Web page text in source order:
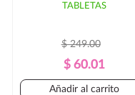
TABLETAS
Precio
Regular
$ 249.00
Precio
$ 60.01
Añadir al carrito